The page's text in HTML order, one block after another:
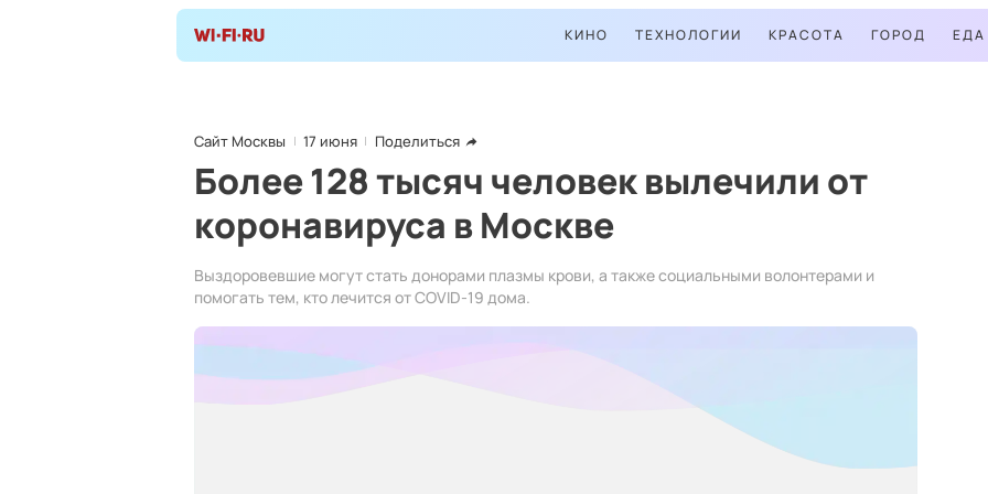
КИНО ТЕХНОЛОГИИ КРАСОТА ГОРОД ЕДА
Сайт Москвы 17 июня Поделиться
Более 128 тысяч человек вылечили от
коронавируса в Москве
Выздоровевшие могут стать донорами плазмы крови, а также социальными волонтерами и
помогать тем, кто лечится от COVID-19 дома.